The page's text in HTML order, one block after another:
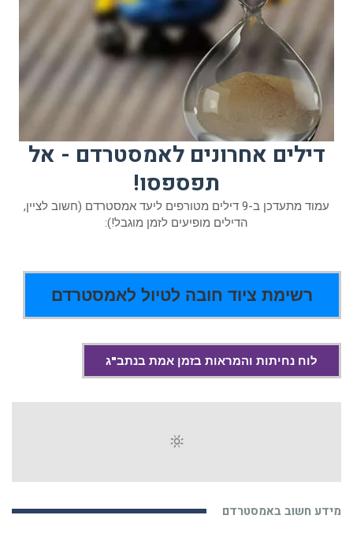
דילים אחרונים לאמסטרדם - אל
תפספסו!
עמוד מתעדכן ב-9 דילים מטורפים ליעד אמסטרדם (חשוב לציין,
הדילים מופיעים לזמן מוגבל!):
רשימת ציוד חובה לטיול לאמסטרדם
לוח נחיתות והמראות בזמן אמת בנתב"ג
מידע חשוב באמסטרדם